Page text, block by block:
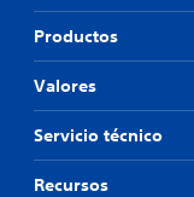
Productos
Valores
Servicio técnico
Recursos